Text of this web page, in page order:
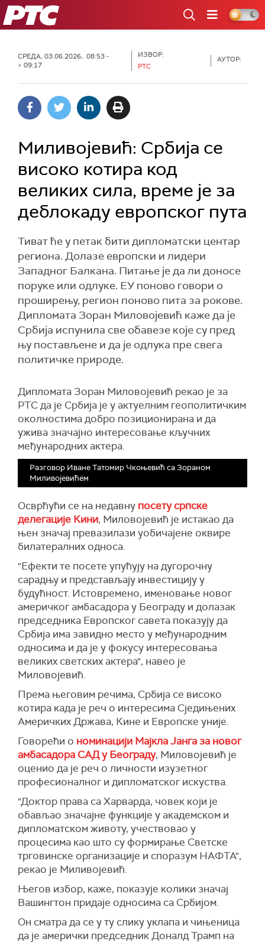
РТС
СРЕДА, 03.06.2026, 08:53 -
> 09:17
ИЗВОР:
РТС
АУТОР:
Миливојевић: Србија се
високо котира код
великих сила, време је за
деблокаду европског пута
Тиват ће у петак бити дипломатски центар
региона. Долазе европски и лидери
Западног Балкана. Питање је да ли доносе
поруке или одлуке. ЕУ поново говори о
проширењу, регион поново пита за рокове.
Дипломата Зоран Миловојевић каже да је
Србија испунила све обавезе које су пред
њу постављене и да је одлука пре свега
политичке природе.
Дипломата Зоран Миловојевић рекао је за
РТС да је Србија је у актуелним геополитичким
околностима добро позиционирана и да
ужива значајно интересовање кључних
међународних актера.
Разговор Иване Татомир Чкоњевић са Зораном
Миливојевићем
Осврћући се на недавну посету српске
делегације Кини, Миловојевић је истакао да
њен значај превазилази уобичајене оквире
билатералних односа.
"Ефекти те посете упућују на дугорочну
сарадњу и представљају инвестицију у
будућност. Истовремено, именовање новог
америчког амбасадора у Београду и долазак
председника Европског савета показују да
Србија има завидно место у међународним
односима и да је у фокусу интересовања
великих светских актера", навео је
Миловојевић.
Према његовим речима, Србија се високо
котира када је реч о интересима Сједињених
Америчких Држава, Кине и Европске уније.
Говорећи о номинацији Мајкла Јанга за новог
амбасадора САД у Београду, Миловојевић је
оценио да је реч о личности изузетног
професионалног и дипломатског искуства.
"Доктор права са Харварда, човек који је
обављао значајне функције у академском и
дипломатском животу, учествовао у
процесима као што су формирање Светске
трговинске организације и споразум НАФТА",
рекао је Миливојевић.
Његов избор, каже, показује колики значај
Вашингтон придаје односима са Србијом.
Он сматра да се у ту слику уклапа и чињеница
да је амерички председник Доналд Трамп на